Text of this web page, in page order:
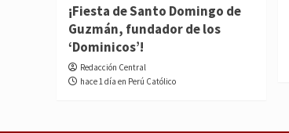
¡Fiesta de Santo Domingo de
Guzmán, fundador de los
‘Dominicos’!
Redacción Central
hace 1 día en Perú Católico